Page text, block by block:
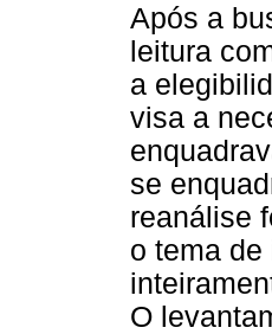
Após a
leitura
a
visa a
se
reanálise
o tema
O